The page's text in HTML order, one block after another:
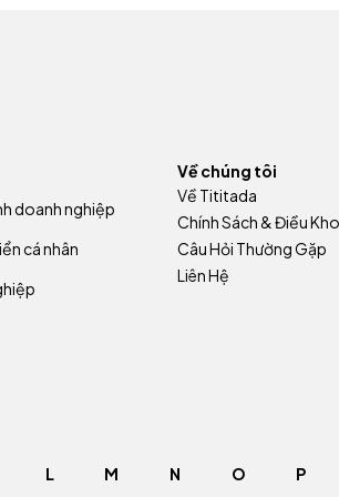
doanh nghiệp
cá nhân
Về chúng tôi
Về Tititada
Chính Sách & Điều
Câu Hỏi Thường Gặp
Liên Hệ
L M N O P